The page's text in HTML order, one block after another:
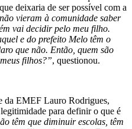
deixaria de ser possível com a
vieram à comunidade saber
vai decidir pelo meu filho.
e do prefeito Melo têm o
que não. Então, quem são
filhos?”, questionou.
da EMEF Lauro Rodrigues,
para definir o que é
têm que diminuir escolas, têm